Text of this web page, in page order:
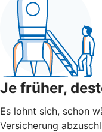
Je früher,
Es lohnt sich, schon
Versicherung